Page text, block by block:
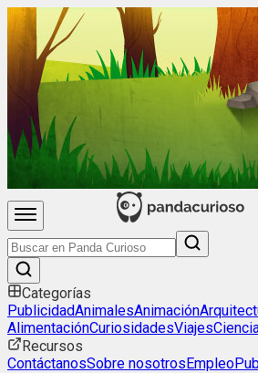
Categorías
PublicidadAnimalesAnimación
AlimentaciónCuriosidadesViajes
Recursos
ContáctanosSobre nosotrosEmpleo